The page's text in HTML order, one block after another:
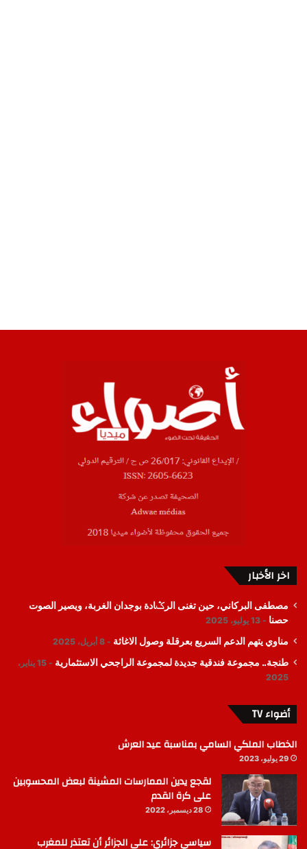
اخر الأخبار
مصطفى البركاني، حين تغنى الرݣادة بوجدان الغربة، ويصير الصوت
حصنا
13 يوليو، 2025
مناوي يتهم الدعم السريع بعرقلة وصول الاغاثة 8 أبريل، 2025
طنجة.. مجموعة فندقية جديدة لمجموعة الراجحي الاستثمارية
15 يناير،
2025
أضواء TV
الخطاب الملكي السامي بمناسبة عيد العرش
29 يوليو، 2023
لقجع يدين الممارسات المشينة لبعض المحسوبين
على كرة القدم
28 ديسمبر، 2022
سياسي جزائري: على الجزائر أن تعتذر للمغرب